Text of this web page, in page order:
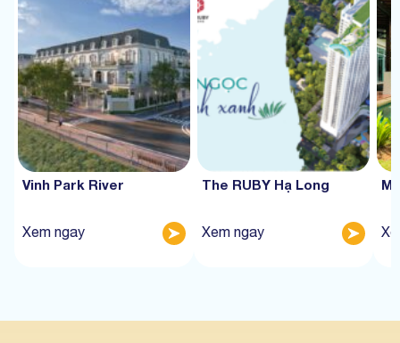
Vinh Park River
Xem ngay
The RUBY Hạ Long
Xem ngay